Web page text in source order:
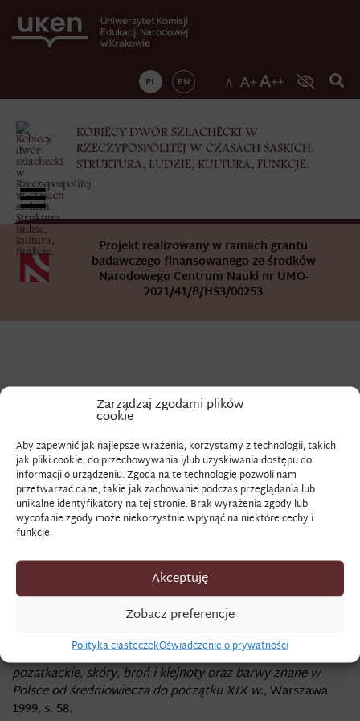
Zarządzaj zgodami plików
cookie
Aby zapewnić jak najlepsze wrażenia, korzystamy z technologii, takich
jak pliki cookie, do przechowywania i/lub uzyskiwania dostępu do
informacji o urządzeniu. Zgoda na te technologie pozwoli nam
przetwarzać dane, takie jak zachowanie podczas przeglądania lub
unikalne identyfikatory na tej stronie. Brak wyrażenia zgody lub
wycofanie zgody może niekorzystnie wpłynąć na niektóre cechy i
funkcje.
Akceptuję
Zobacz preferencje
Polityka ciasteczekOświadczenie o prywatności
Uniwersytet Komisji
Edukacji Narodowej
w Krakowie
PL EN
KOBIECY DWÓR SZLACHECKI W
RZECZYPOSPOLITEJ W CZASACH SASKICH.
STRUKTURA, LUDZIE, KULTURA, FUNKCJE.
Projekt realizowany w ramach grantu
badawczego finansowanego ze środków
Narodowego Centrum Nauki nr UMO-
2021/41/B/HS3/00253
FRANDZLA
[frędzla, framza, francla, frandzla, frązla, fręzla]. Zwisające
luźno nitki stosowane jako ozdoba ubiorów, a także będące
wyrobem pasamoniczym z różnych typów przędzy, który
używano od średniowiecza.
Źródło
15”.
K.J.K. Dziuliński,Diariusz potocznych rzeczy i wydatków na
różne domowe potrzeby, Pamiętnik, Biblioteka Jagiellońska,
Zob. szerzej:I. Turnau,Słownik ubiorów. Tkaniny, wyroby
pozatkackie, skóry, broń i klejnoty oraz barwy znane w
Polsce od średniowiecza do początku XIX w., Warszawa
1999, s. 58.